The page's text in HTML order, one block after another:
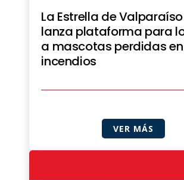
La Estrella de Valparaíso
lanza plataforma para
a mascotas perdidas
incendios
VER MÁS